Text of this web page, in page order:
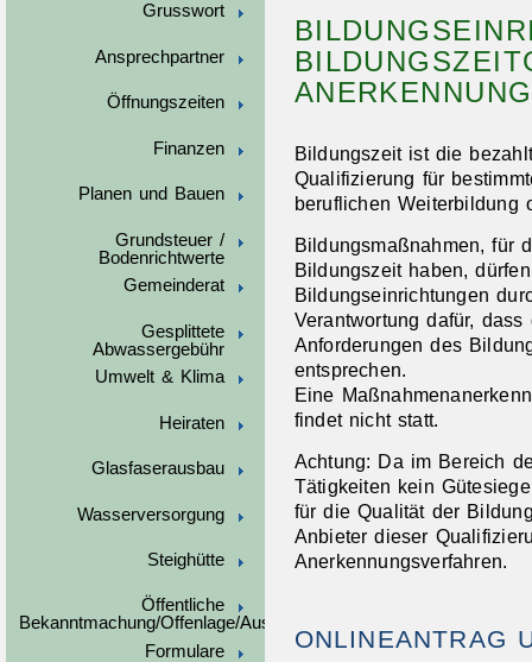
Grusswort
Ansprechpartner
Öffnungszeiten
Finanzen
Planen und Bauen
Grundsteuer /
Bodenrichtwerte
Gemeinderat
Gesplittete
Abwassergebühr
Umwelt & Klima
Heiraten
Glasfaserausbau
Wasserversorgung
Steighütte
Öffentliche
Bekanntmachung/Offenlage/Ausschreibungen
Formulare
Bildungszeit ist die
Qualifizierung für
beruflichen Weiterbildung
Bildungsmaßnahmen, für
Bildungszeit haben,
Bildungseinrichtungen
Verantwortung dafür,
Anforderungen des
entsprechen.
Eine
findet nicht statt.
Achtung: Da im Bereich
Tätigkeiten kein
für die Qualität der
Anbieter dieser
Anerkennungsverfahren.
ONLINEANTRAG